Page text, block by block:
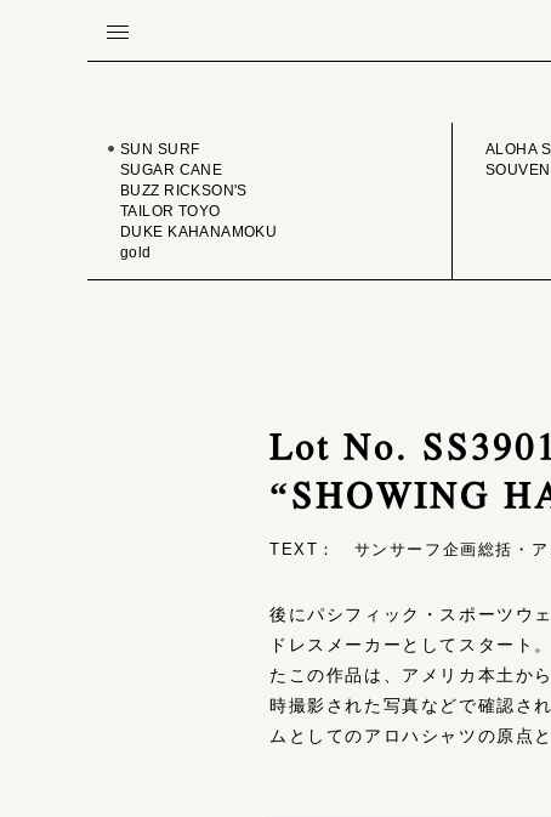
BRAND
SUN SURF
SUGAR CANE
BUZZ RICKSON'S
TAILOR TOYO
DUKE KAHANAMOKU
gold
ALOHA
Lot No.
“SHOWING
TEXT： サンサーフ企画総括・ア
後にパシフィック・スポーツウ
ドレスメーカーとしてスタート
たこの作品は、アメリカ本土か
時撮影された写真などで確認さ
ムとしてのアロハシャツの原点